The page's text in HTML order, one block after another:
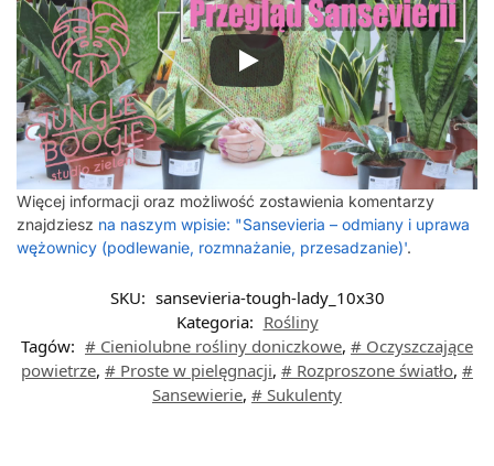
Więcej informacji oraz możliwość zostawienia komentarzy
znajdziesz na naszym wpisie: "Sansevieria – odmiany i uprawa
wężownicy (podlewanie, rozmnażanie, przesadzanie)'.
SKU: sansevieria-tough-lady_10x30
Kategoria: Rośliny
Tagów: # Cieniolubne rośliny doniczkowe, # Oczyszczające
powietrze, # Proste w pielęgnacji, # Rozproszone światło, #
Sansewierie, # Sukulenty